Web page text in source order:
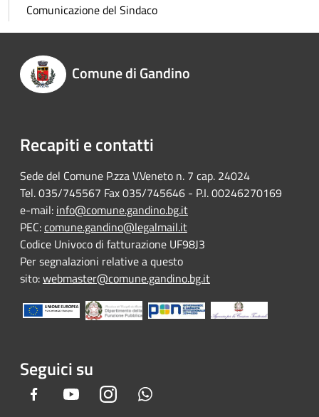
Comunicazione del Sindaco
Comune di Gandino
Recapiti e contatti
Sede del Comune P.zza V.Veneto n. 7 cap. 24024
Tel. 035/745567 Fax 035/745646 - P.I. 00246270169
e-mail: info@comune.gandino.bg.it
PEC:comune.gandino@legalmail.it
Codice Univoco di fatturazione UF98J3
Per segnalazioni relative a questo
sito:webmaster@comune.gandino.bg.it
Seguici su
Facebook YoutubeInstagram